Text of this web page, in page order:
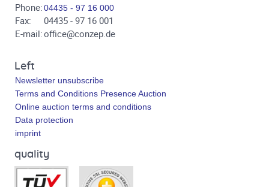
Phone:04435 - 97 16 000
Fax:
04435 - 97 16 001
E-mail:office@conzep.de
Left
Newsletter unsubscribe
Terms and Conditions Presence Auction
Online auction terms and conditions
Data protection
imprint
quality